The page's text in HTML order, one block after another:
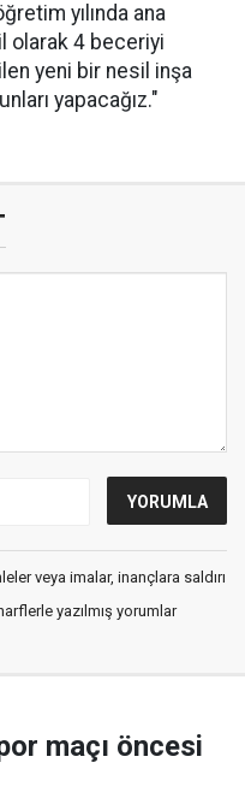
yılında ana
olarak 4 beceriyi
yeni bir nesil inşa
yapacağız."
veya imalar, inançlara saldırı
yazılmış yorumlar
maçı öncesi